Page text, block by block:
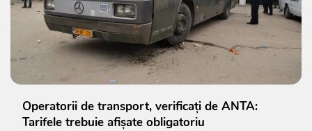
Operatorii de transport, verificați de ANTA:
Tarifele trebuie afișate obligatoriu